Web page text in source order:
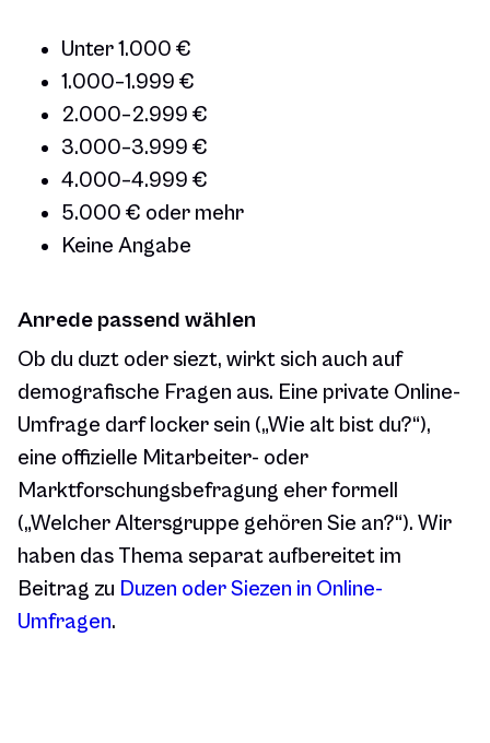
Unter 1.000 €
1.000–1.999 €
2.000–2.999 €
3.000–3.999 €
4.000–4.999 €
5.000 € oder mehr
Keine Angabe
Anrede passend wählen
Ob du duzt oder siezt, wirkt sich auch auf
demografische Fragen aus. Eine private Online-
Umfrage darf locker sein („Wie alt bist du?“),
eine offizielle Mitarbeiter- oder
Marktforschungsbefragung eher formell
(„Welcher Altersgruppe gehören Sie an?“). Wir
haben das Thema separat aufbereitet im
Beitrag zu Duzen oder Siezen in Online-
Umfragen.